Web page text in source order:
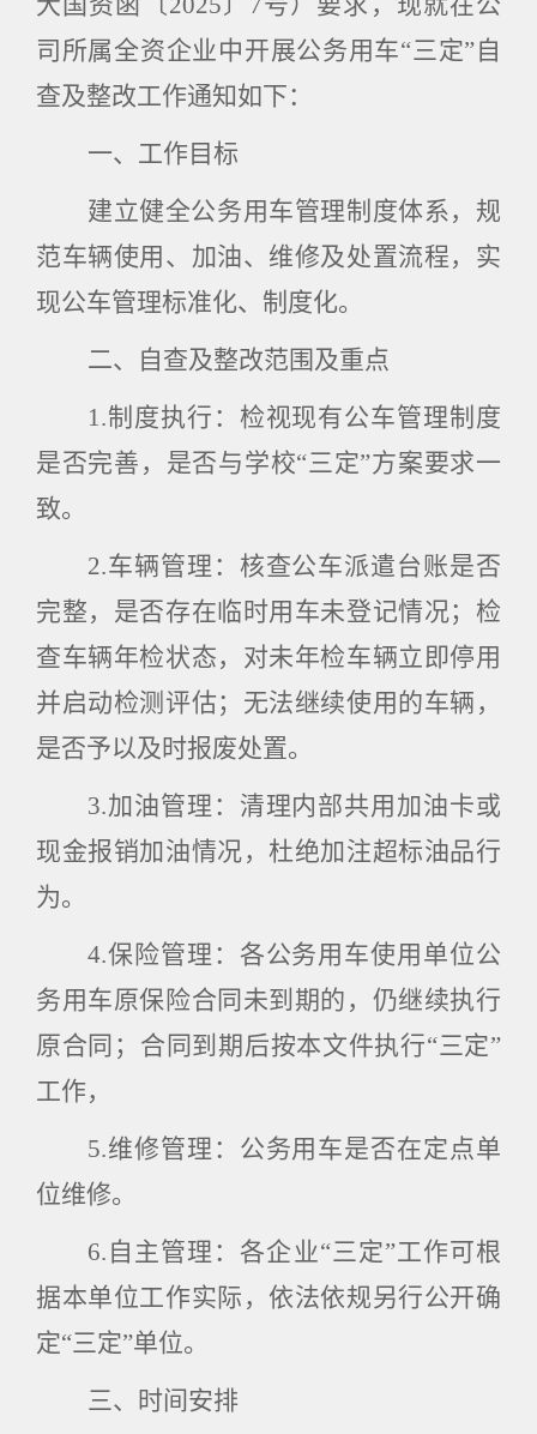
司所属全资企业中开展公务用车“三定”自
查及整改工作通知如下：
一、工作目标
建立健全公务用车管理制度体系，规
范车辆使用、加油、维修及处置流程，实
现公车管理标准化、制度化。
二、自查及整改范围及重点
1.制度执行：检视现有公车管理制度
是否完善，是否与学校“三定”方案要求一
致。
2.车辆管理：核查公车派遣台账是否
完整，是否存在临时用车未登记情况；检
查车辆年检状态，对未年检车辆立即停用
并启动检测评估；无法继续使用的车辆，
是否予以及时报废处置。
3.加油管理：清理内部共用加油卡或
现金报销加油情况，杜绝加注超标油品行
为。
4.保险管理：各公务用车使用单位公
务用车原保险合同未到期的，仍继续执行
原合同；合同到期后按本文件执行“三定”
工作，
5.维修管理：公务用车是否在定点单
位维修。
6. 自主管理：各企业“三定”工作可根
据本单位工作实际，依法依规另行公开确
定“三定”单位。
三、时间安排